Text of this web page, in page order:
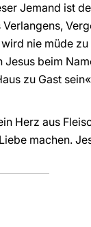
Jemand ist
nie müde
beim
zu Gast
Herz aus
machen.